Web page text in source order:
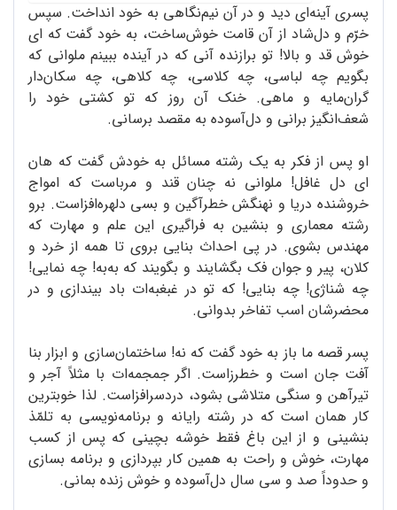
پسری آینه‌ای دید و در آن نیم‌نگاهی به خود انداخت. سپس
خرّم و دل‌شاد از آن قامت خوش‌ساخت، به خود گفت که ای
خوش قد و بالا!‌ تو برازنده آنی که در آینده ببینم ملوانی که
بگویم چه لباسی، چه کلاسی، چه کلاهی، چه سکان‌دار
گران‌مایه و ماهی. خنک آن روز که تو کشتی خود را
شعف‌انگیز برانی و دل‌آسوده به مقصد برسانی.
او پس از فکر به یک رشته مسائل به خودش گفت که هان
ای دل غافل! ملوانی نه چنان قند و مرباست که امواج
خروشنده دریا و نهنگش خطرآگین و بسی دلهره‌افزاست. برو
رشته معماری و بنشین به فراگیری این علم و مهارت که
مهندس بشوی. در پی احداث بنایی بروی تا همه از خرد و
کلان، پیر و جوان فک بگشایند و بگویند که به‌به! چه نمایی!‌
چه شناژی! چه بنایی! که تو در غبغبه‌ات باد بیندازی و در
محضرشان اسب تفاخر بدوانی.
پسر قصه ما باز به خود گفت که نه! ساختمان‌سازی و ابزار بنا
آفت جان است و خطرزاست. اگر جمجمه‌ات با مثلاً آجر و
تیرآهن و سنگی متلاشی بشود، دردسرافزاست. لذا خوبترین
کار همان است که در رشته رایانه و برنامه‌نویسی به تلمّذ
بنشینی و از این باغ فقط خوشه بچینی که پس از کسب
مهارت، خوش و راحت به همین کار بپردازی و برنامه بسازی
و حدوداً صد و سی سال دل‌آسوده و خوش زنده بمانی.